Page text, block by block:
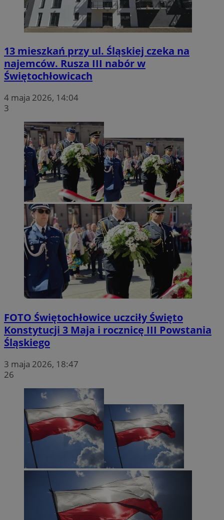
13 mieszkań przy ul. Śląskiej czeka na
najemców. Rusza III nabór w
Świętochłowicach
4 maja 2026, 14:04
3
FOTO Świętochłowice uczciły Święto
Konstytucji 3 Maja i rocznicę III Powstania
Śląskiego
3 maja 2026, 18:47
26